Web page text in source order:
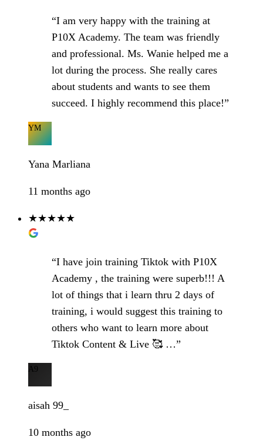
“I am very happy with the training at
P10X Academy. The team was friendly
and professional. Ms. Wanie helped me a
lot during the process. She really cares
about students and wants to see them
succeed. I highly recommend this place!”
YM
Yana Marliana
11 months ago
★★★★★
“I have join training Tiktok with P10X
Academy , the training were superb!!! A
lot of things that i learn thru 2 days of
training, i would suggest this training to
others who want to learn more about
Tiktok Content & Live 🥰 …”
A9
aisah 99_
10 months ago